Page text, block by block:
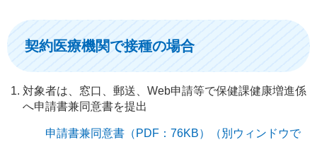
契約医療機関で接種の場合
対象者は、窓口、郵送、Web申請等で保健課健康増進係
へ申請書兼同意書を提出
申請書兼同意書（PDF：76KB）（別ウィンドウで